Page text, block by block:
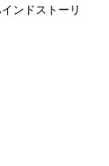
ンドストーリ